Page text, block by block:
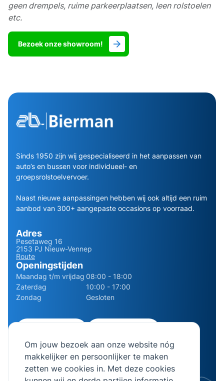
Om jouw bezoek aan onze website nóg
makkelijker en persoonlijker te maken
zetten we cookies in. Met deze cookies
geen drempels, ruime parkeerplaatsen, leen rolstoelen
etc.
Bezoek onze showroom!
Sinds 1950 zijn wij gespecialiseerd in het aanpassen van
auto’s en bussen voor individueel- en
groepsrolstoelvervoer.
Naast nieuwe aanpassingen hebben wij ook altijd een ruim
aanbod van 300+ aangepaste occasions op voorraad.
Adres
Pesetaweg 16
2153 PJ Nieuw-Vennep
Route
Openingstijden
Maandag t/m vrijdag 08:00 - 18:00
Zaterdag
10:00 - 17:00
Zondag
Gesloten
info@bierman.eu